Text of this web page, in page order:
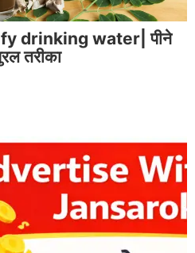
drinking water| पीने
तरीका